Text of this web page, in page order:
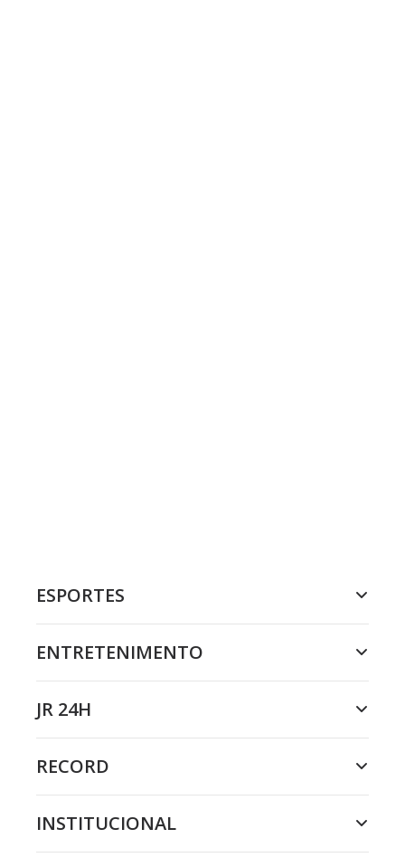
ESPORTES
ENTRETENIMENTO
JR 24H
RECORD
INSTITUCIONAL